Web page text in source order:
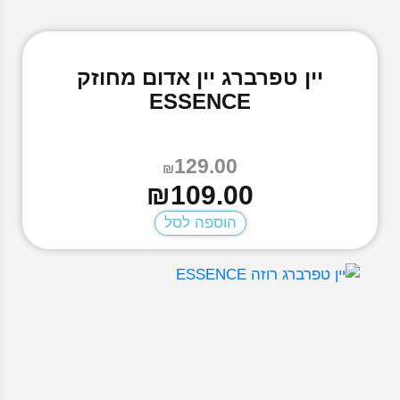
יין טפרברג יין אדום מחוזק
ESSENCE
₪129.00
המחיר
המקורי
היה:
₪129.00.
₪109.00המחיר
הנוכחי
הוא:
₪109.00.
הוספה לסל